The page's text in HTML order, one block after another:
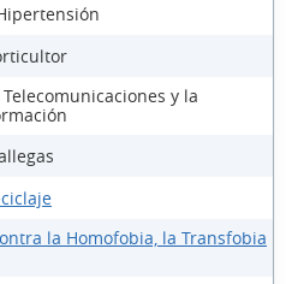
y la
la Homofobia, la Transfobia